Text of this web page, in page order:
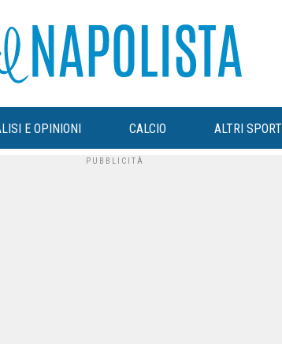
E OPINIONI CALCIO ALTRI SPORT